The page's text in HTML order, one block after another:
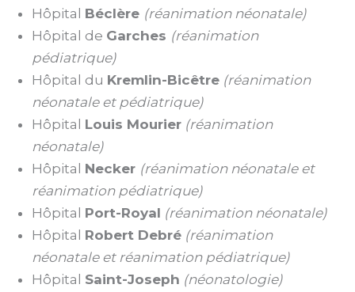
Hôpital Béclère (réanimation néonatale)
Hôpital de Garches (réanimation
pédiatrique)
Hôpital du Kremlin-Bicêtre (réanimation
néonatale et pédiatrique)
Hôpital Louis Mourier (réanimation
néonatale)
Hôpital Necker (réanimation néonatale et
réanimation pédiatrique)
Hôpital Port-Royal (réanimation néonatale)
Hôpital Robert Debré (réanimation
néonatale et réanimation pédiatrique)
Hôpital Saint-Joseph (néonatologie)